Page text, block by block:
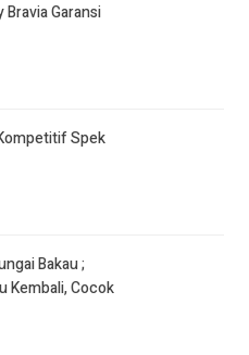
Garansi
Spek
Bakau ;
Kembali, Cocok